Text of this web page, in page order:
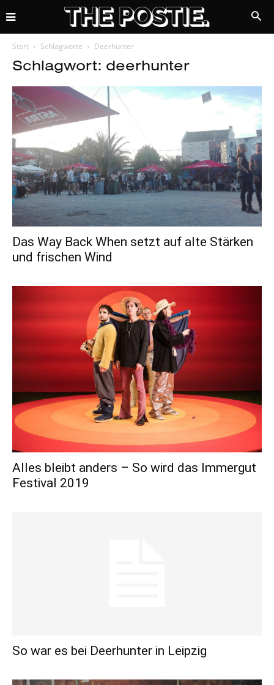
Start Schlagworte Deerhunter
Schlagwort: deerhunter
Das Way Back When setzt auf alte Stärken
und frischen Wind
Alles bleibt anders – So wird das Immergut
Festival 2019
So war es bei Deerhunter in Leipzig